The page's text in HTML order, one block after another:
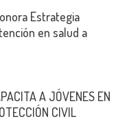
Estrategia
en salud a
A JÓVENES EN
CIVIL